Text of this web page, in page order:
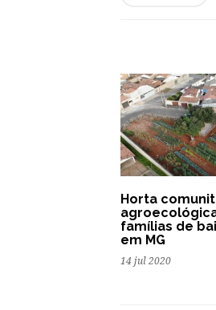
Horta
famílias de
em MG
14 jul 2020